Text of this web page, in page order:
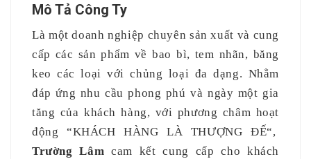
Mô Tả Công Ty
Là một doanh nghiệp chuyên sản xuất và cung
cấp các sản phẩm về bao bì, tem nhãn, băng
keo các loại với chủng loại đa dạng. Nhằm
đáp ứng nhu cầu phong phú và ngày một gia
tăng của khách hàng, với phương châm hoạt
động “KHÁCH HÀNG LÀ THƯỢNG ĐẾ“,
Trường Lâm cam kết cung cấp cho khách